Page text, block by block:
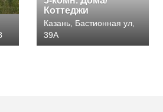
Коттеджи
Казань, Бастионная ул,
39А